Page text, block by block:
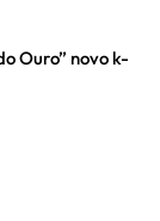
Ouro” novo k-